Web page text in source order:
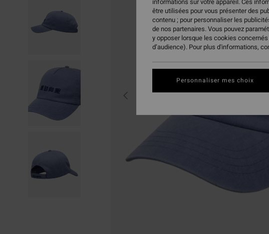
être utilisées pour vous présenter des
contenu ; pour personnaliser les
de nos partenaires. Vous pouvez
y opposer lorsque les cookies
d’audience). Pour plus d'informations,
Personnaliser mes choix